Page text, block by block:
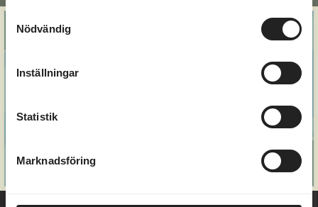
Samtyckesval
Nödvändig
Inställningar
Statistik
Marknadsföring